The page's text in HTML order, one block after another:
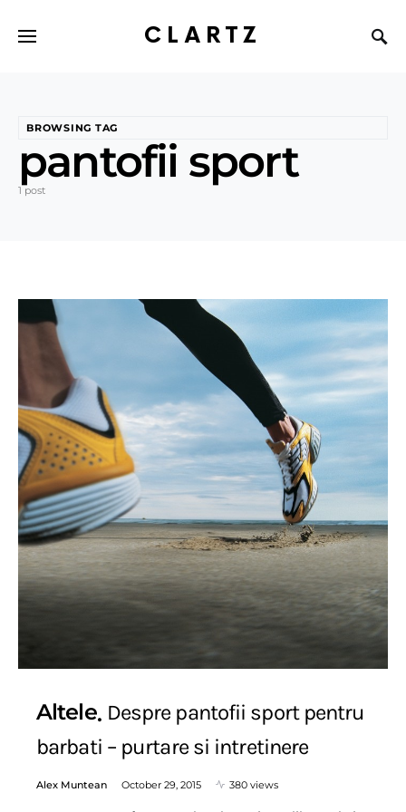
CLARTZ
BROWSING TAG
pantofii sport
1 post
Altele Despre pantofii sport pentru
barbati – purtare si intretinere
Alex Muntean October 29, 2015 380 views